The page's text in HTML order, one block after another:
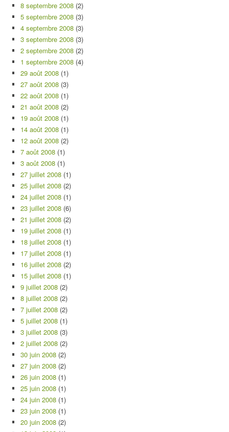
8 septembre 2008 (2)
5 septembre 2008 (3)
4 septembre 2008 (3)
3 septembre 2008 (3)
2 septembre 2008 (2)
1 septembre 2008 (4)
29 août 2008 (1)
27 août 2008 (3)
22 août 2008 (1)
21 août 2008 (2)
19 août 2008 (1)
14 août 2008 (1)
12 août 2008 (2)
7 août 2008 (1)
3 août 2008 (1)
27 juillet 2008 (1)
25 juillet 2008 (2)
24 juillet 2008 (1)
23 juillet 2008 (6)
21 juillet 2008 (2)
19 juillet 2008 (1)
18 juillet 2008 (1)
17 juillet 2008 (1)
16 juillet 2008 (2)
15 juillet 2008 (1)
9 juillet 2008 (2)
8 juillet 2008 (2)
7 juillet 2008 (2)
5 juillet 2008 (1)
3 juillet 2008 (3)
2 juillet 2008 (2)
30 juin 2008 (2)
27 juin 2008 (2)
26 juin 2008 (1)
25 juin 2008 (1)
24 juin 2008 (1)
23 juin 2008 (1)
20 juin 2008 (2)